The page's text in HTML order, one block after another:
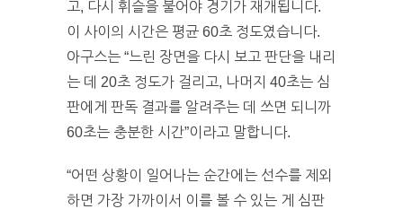
고, 다시 휘슬을 불어야 경기가 재개됩니다.
이 사이의 시간은 평균 60초 정도였습니다.
아구스는 “느린 장면을 다시 보고 판단을 내리
는 데 20초 정도가 걸리고, 나머지 40초는 심
판에게 판독 결과를 알려주는 데 쓰면 되니까
60초는 충분한 시간”이라고 말합니다.
“어떤 상황이 일어나는 순간에는 선수를 제외
하면 가장 가까이서 이를 볼 수 있는 게 심판